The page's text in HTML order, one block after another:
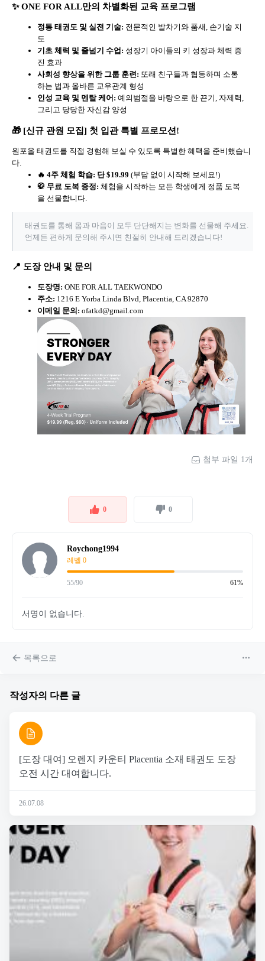
✨ ONE FOR ALL만의 차별화된 교육 프로그램
정통 태권도 및 실전 기술: 전문적인 발차기와 품새, 손기술 지
도
기초 체력 및 줄넘기 수업: 성장기 아이들의 키 성장과 체력 증
진 효과
사회성 향상을 위한 그룹 훈련: 또래 친구들과 협동하며 소통
하는 법과 올바른 교우관계 형성
인성 교육 및 멘탈 케어: 예의범절을 바탕으로 한 끈기, 자제력,
그리고 당당한 자신감 양성
🎁 [신규 관원 모집] 첫 입관 특별 프로모션!
원포올 태권도를 직접 경험해 보실 수 있도록 특별한 혜택을 준비했습니
다.
🔥 4주 체험 학습: 단 $19.99 (부담 없이 시작해 보세요!)
🥋 무료 도복 증정: 체험을 시작하는 모든 학생에게 정품 도복
을 선물합니다.
태권도를 통해 몸과 마음이 모두 단단해지는 변화를 선물해 주세요.
언제든 편하게 문의해 주시면 친절히 안내해 드리겠습니다!
📍 도장 안내 및 문의
도장명: ONE FOR ALL TAEKWONDO
주소: 1216 E Yorba Linda Blvd, Placentia, CA 92870
이메일 문의: ofatkd@gmail.com
첨부 파일 1개
0 0
Roychong1994
레벨 0
55/90 61%
서명이 없습니다.
목록으로
작성자의 다른 글
[도장 대여] 오렌지 카운티 Placentia 소재 태권도 도장
오전 시간 대여합니다.
26.07.08